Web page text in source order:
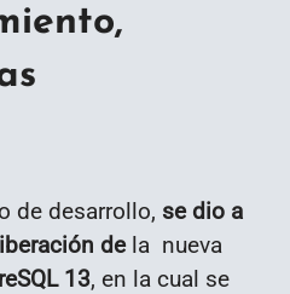
de desarrollo, se dio a
dela nueva
13, en la cual se